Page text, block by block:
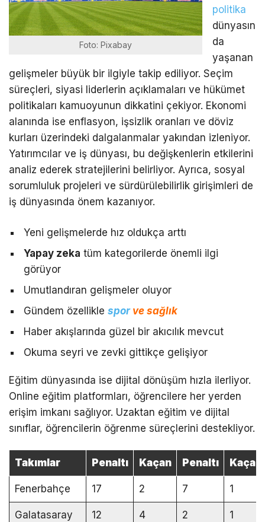
Foto: Pixabay
politika
dünyasın
da
yaşanan
gelişmeler büyük bir ilgiyle takip ediliyor. Seçim
süreçleri, siyasi liderlerin açıklamaları ve hükümet
politikaları kamuoyunun dikkatini çekiyor. Ekonomi
alanında ise enflasyon, işsizlik oranları ve döviz
kurları üzerindeki dalgalanmalar yakından izleniyor.
Yatırımcılar ve iş dünyası, bu değişkenlerin etkilerini
analiz ederek stratejilerini belirliyor. Ayrıca, sosyal
sorumluluk projeleri ve sürdürülebilirlik girişimleri de
iş dünyasında önem kazanıyor.
Yeni gelişmelerde hız oldukça arttı
Yapay zeka tüm kategorilerde önemli ilgi
görüyor
Umutlandıran gelişmeler oluyor
Gündem özellikle sporve sağlık
Haber akışlarında güzel bir akıcılık mevcut
Okuma seyri ve zevki gittikçe gelişiyor
Eğitim dünyasında ise dijital dönüşüm hızla ilerliyor.
Online eğitim platformları, öğrencilere her yerden
erişim imkanı sağlıyor. Uzaktan eğitim ve dijital
sınıflar, öğrencilerin öğrenme süreçlerini destekliyor.
Takımlar Penaltı Kaçan Penaltı Kaçan
Fenerbahçe 17 2 7 1
Galatasaray 12 4 2 1